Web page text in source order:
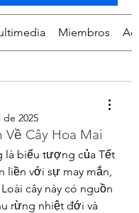
Miembros
2025
Cây Hoa Mai
là biểu tượng của Tết
liền với sự may mắn,
cây này có nguồn
rừng nhiệt đới và